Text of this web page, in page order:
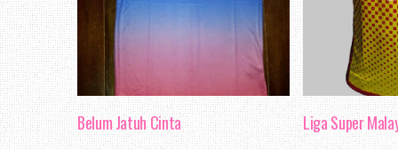
Belum Jatuh Cinta Liga Super